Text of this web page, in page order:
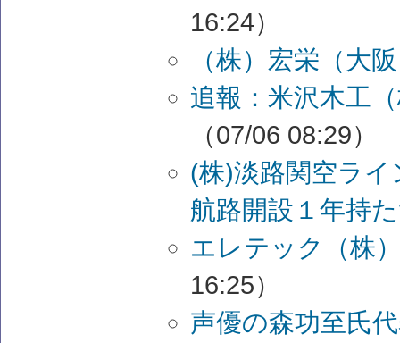
16:24）
（株）宏栄（大
追報：米沢木工
（07/06 08:29）
(株)淡路関空ラ
航路開設１年持
エレテック（株
16:25）
声優の森功至氏